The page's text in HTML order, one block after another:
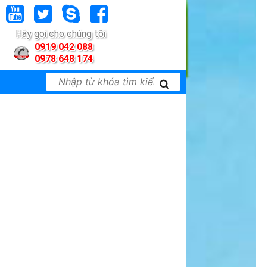
Hãy gọi cho chúng tôi
0919 042 088
0978 648 174